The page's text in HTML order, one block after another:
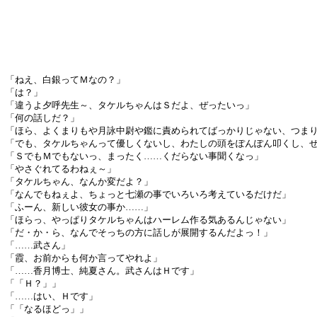
「ねえ、白銀ってＭなの？」
「は？」
「違うよ夕呼先生～、タケルちゃんはＳだよ、ぜったいっ」
「何の話しだ？」
「ほら、よくまりもや月詠中尉や鑑に責められてばっかりじゃない、つま
「でも、タケルちゃんって優しくないし、わたしの頭をぽんぽん叩くし、
「ＳでもＭでもないっ、まったく……くだらない事聞くなっ」
「やさぐれてるわねぇ～」
「タケルちゃん、なんか変だよ？」
「なんでもねぇよ、ちょっと七瀬の事でいろいろ考えているだけだ」
「ふーん、新しい彼女の事か……」
「ほらっ、やっぱりタケルちゃんはハーレム作る気あるんじゃない」
「だ・か・ら、なんでそっちの方に話しが展開するんだよっ！」
「……武さん」
「霞、お前からも何か言ってやれよ」
「……香月博士、純夏さん。武さんはＨです」
「「Ｈ？」」
「……はい、Ｈです」
「「なるほどっ」」